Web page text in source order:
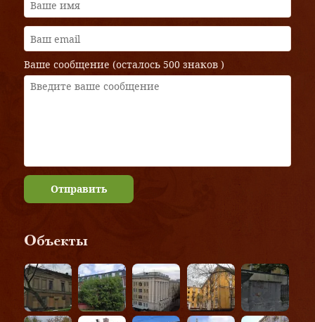
Ваше сообщение (осталось 500 знаков )
Отправить
Объекты